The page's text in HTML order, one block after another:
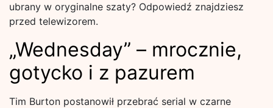
ubrany w oryginalne szaty? Odpowiedź znajdziesz
przed telewizorem.
„Wednesday” – mrocznie,
gotycko i z pazurem
Tim Burton postanowił przebrać serial w czarne